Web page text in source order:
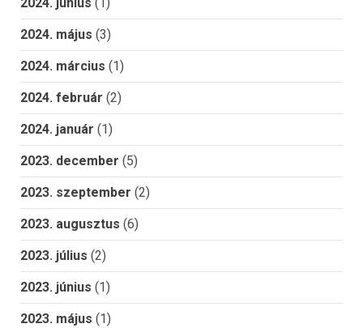
2024. június (1)
2024. május (3)
2024. március (1)
2024. február (2)
2024. január (1)
2023. december (5)
2023. szeptember (2)
2023. augusztus (6)
2023. július (2)
2023. június (1)
2023. május (1)